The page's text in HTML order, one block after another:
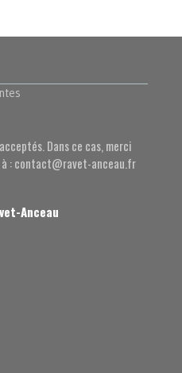
Dans ce cas, merci
à : contact@ravet-anceau.fr
Anceau